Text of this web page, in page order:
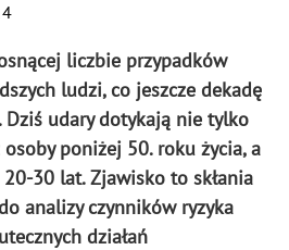
liczbie przypadków
ludzi, co jeszcze dekadę
Dziś udary dotykają nie tylko
poniżej 50. roku życia, a
30 lat. Zjawisko to skłania
analizy czynników ryzyka
działań